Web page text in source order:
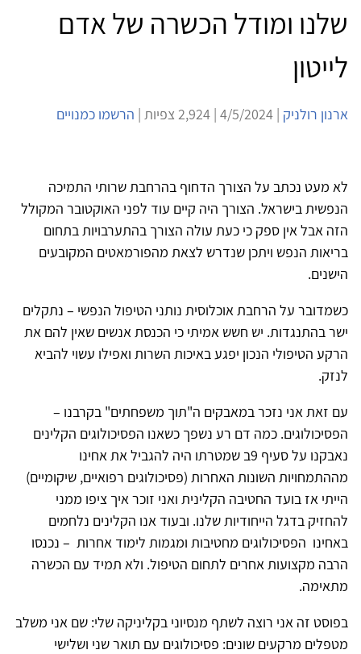
שלנו ומודל הכשרה של אדם
לייטון
ארנון רולניק | 4/5/2024 | 2,924 צפיות | הרשמו כמנויים
לא מעט נכתב על הצורך הדחוף בהרחבת שרותי התמיכה
הנפשית בישראל. הצורך היה קיים עוד לפני האוקטובר המקולל
הזה אבל אין ספק כי כעת עולה הצורך בהתערבויות בתחום
בריאות הנפש ויתכן שנדרש לצאת מהפורמאטים המקובעים
הישנים.
כשמדובר על הרחבת אוכלוסית נותני הטיפול הנפשי – נתקלים
ישר בהתנגדות. יש חשש אמיתי כי הכנסת אנשים שאין להם את
הרקע הטיפולי הנכון יפגע באיכות השרות ואפילו עשוי להביא
לנזק.
עם זאת אני נזכר במאבקים ה"תוך משפחתים" בקרבנו –
הפסיכולוגים. כמה דם רע נשפך כשאנו הפסיכולוגים הקלינים
נאבקנו על סעיף 9ב שמטרתו היה להגביל את אחינו
מההתמחויות השונות האחרות (פסיכולוגים רפואיים, שיקומיים)
הייתי אז בועד החטיבה הקלינית ואני זוכר איך ציפו ממני
להחזיק בדגל הייחודיות שלנו. ובעוד אנו הקלינים נלחמים
באחינו הפסיכולוגים מחטיבות ומגמות לימוד אחרות – נכנסו
הרבה מקצועות אחרים לתחום הטיפול. ולא תמיד עם הכשרה
מתאימה.
בפוסט זה אני רוצה לשתף מנסיוני בקליניקה שלי: שם אני משלב
מטפלים מרקעים שונים: פסיכולוגים עם תואר שני ושלישי